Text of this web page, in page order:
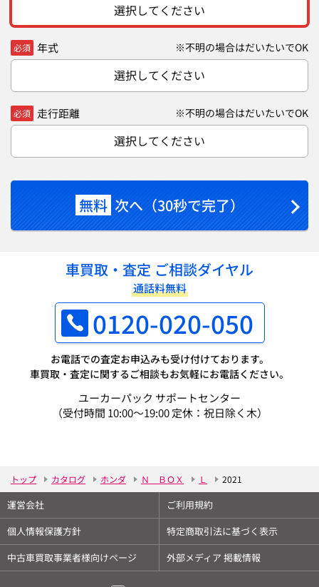
選択してください
必須 年式 ※不明の場合はだいたいでOK
選択してください
必須 走行距離 ※不明の場合はだいたいでOK
選択してください
無料 次へ（30秒で完了）
車買取・査定 ご相談ダイヤル
通話料無料
0120-020-050
お電話での査定お申込みも受け付けております。
車買取・査定に関するご相談もお気軽にお電話ください。
ユーカーパック サポートセンター
（受付時間 10:00～19:00 定休：祝日除く木）
トップ カタログ ホンダ Ｎ ＢＯＸ Ｌ 2021
運営会社
ご利用規約
個人情報保護方針
特定商取引法に基づく表示
中古車買取事業者様向けページ
外部メディア 掲載情報